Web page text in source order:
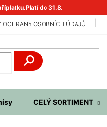
do 31.8.
OCHRANY OSOBNÍCH ÚDAJŮ
CELÝ SORTIMENT